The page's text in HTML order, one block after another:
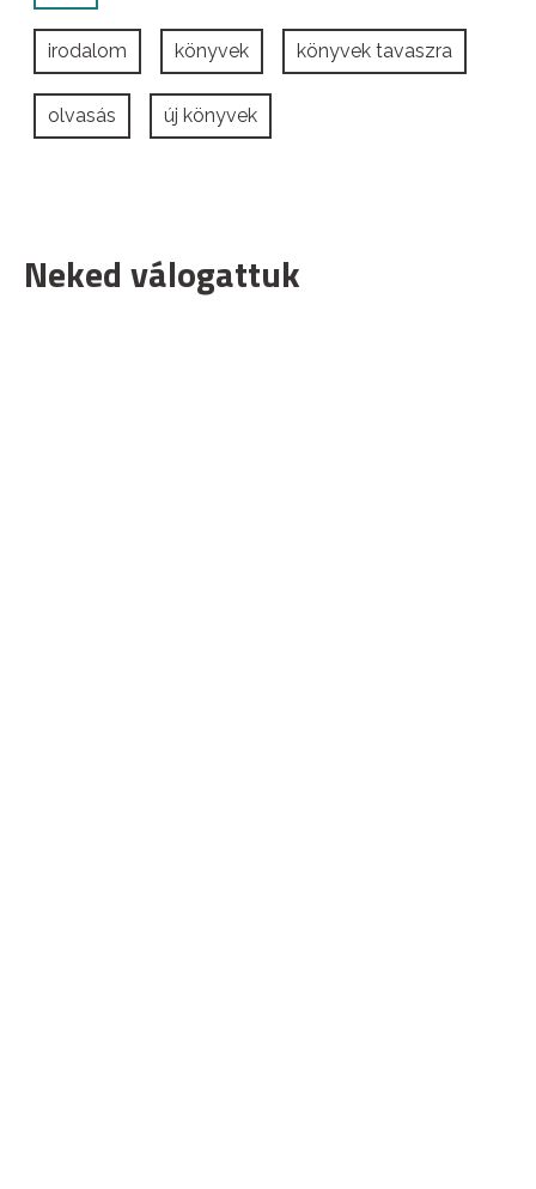
irodalom könyvek könyvek tavaszra
olvasás új könyvek
Neked válogattuk